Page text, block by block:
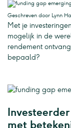
Geschreven door Lynn
Met je
mogelijk in de
rendement
bepaald?
met